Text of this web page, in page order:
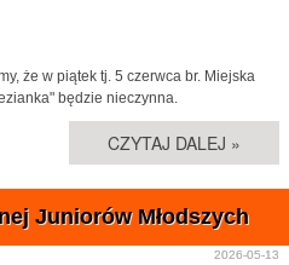
że w piątek tj. 5 czerwca br. Miejska
będzie nieczynna.
CZYTAJ DALEJ »
Juniorów Młodszych
2026-05-13